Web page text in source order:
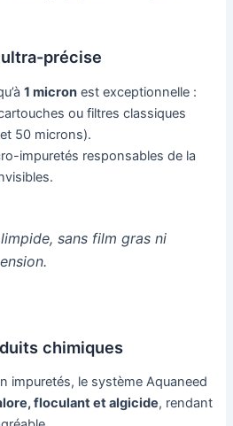
précise
1 micron est exceptionnelle :
ou filtres classiques
50 microns).
impuretés responsables de la
sans film gras ni
chimiques
impuretés, le système Aquaneed
floculant et algicide, rendant